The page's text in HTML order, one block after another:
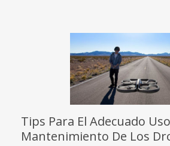
Tips Para El Adecuado
Mantenimiento De Los